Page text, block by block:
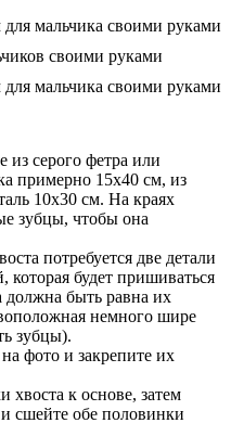
из серого фетра или
примерно 15х40 см, из
10х30 см. На краях
зубцы, чтобы она
потребуется две детали
которая будет пришиваться
должна быть равна их
немного шире
зубцы).
фото и закрепите их
хвоста к основе, затем
сшейте обе половинки